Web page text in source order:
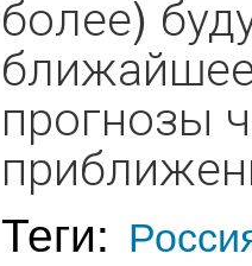
более)
прогнозы
Теги: